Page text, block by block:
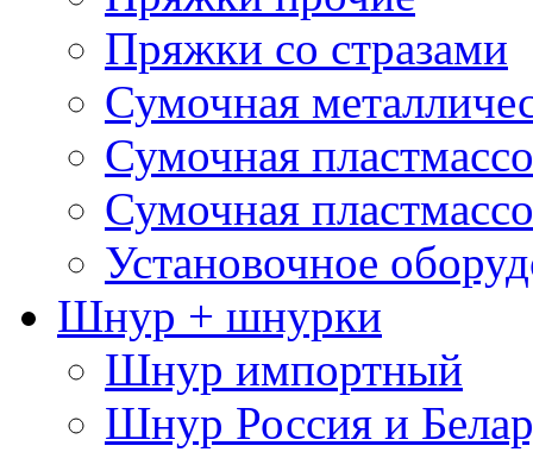
Пряжки со стразами
Сумочная
Сумочная
Сумочная
Установочное
Шнур + шнурки
Шнур импортный
Шнур Россия и